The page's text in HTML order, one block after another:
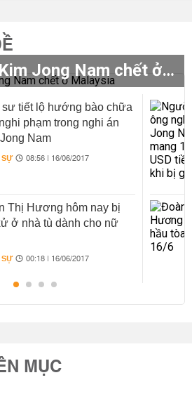
Người nghi là Kim Jong Nam chết ở Malaysia
sư tiết lộ hướng bào chữa
phạm trong nghi án
Nam
08:56 | 16/06/2017
Thị Hương hôm nay bị
ở nhà tù dành cho nữ
00:18 | 16/06/2017
MỤC